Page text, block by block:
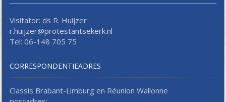
Visitator: ds R. Huijzer
r.huijzer@protestantsekerk.nl
Tel: 06-148 705 75
CORRESPONDENTIEADRES
Classis Brabant-Limburg en Réunion Wallonne